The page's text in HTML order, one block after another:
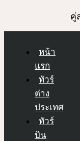
คู่
หน้า
แรก
ทัวร์
ต่าง
ประเทศ
ทัวร์
บิน